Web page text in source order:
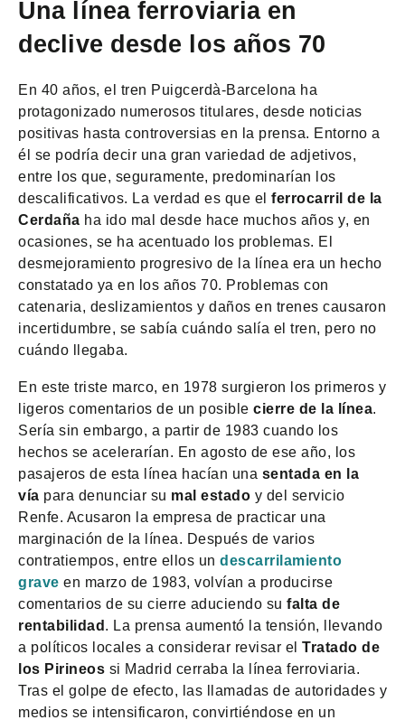
Una línea ferroviaria en
declive desde los años 70
En 40 años, el tren Puigcerdà-Barcelona ha
protagonizado numerosos titulares, desde noticias
positivas hasta controversias en la prensa. Entorno a
él se podría decir una gran variedad de adjetivos,
entre los que, seguramente, predominarían los
descalificativos. La verdad es que el ferrocarril de la
Cerdaña ha ido mal desde hace muchos años y, en
ocasiones, se ha acentuado los problemas. El
desmejoramiento progresivo de la línea era un hecho
constatado ya en los años 70. Problemas con
catenaria, deslizamientos y daños en trenes causaron
incertidumbre, se sabía cuándo salía el tren, pero no
cuándo llegaba.
En este triste marco, en 1978 surgieron los primeros y
ligeros comentarios de un posible cierre de la línea.
Sería sin embargo, a partir de 1983 cuando los
hechos se acelerarían. En agosto de ese año, los
pasajeros de esta línea hacían una sentada en la
vía para denunciar su mal estado y del servicio
Renfe. Acusaron la empresa de practicar una
marginación de la línea. Después de varios
contratiempos, entre ellos un descarrilamiento
grave en marzo de 1983, volvían a producirse
comentarios de su cierre aduciendo su falta de
rentabilidad . La prensa aumentó la tensión, llevando
a políticos locales a considerar revisar el Tratado de
los Pirineos si Madrid cerraba la línea ferroviaria.
Tras el golpe de efecto, las llamadas de autoridades y
medios se intensificaron, convirtiéndose en un